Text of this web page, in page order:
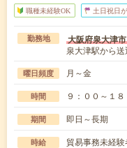
職種未経験OK 土日祝日
勤務地 大阪府泉大津市
泉大津駅から
曜日頻度 月～金
時間 ９：００～１
期間 即日～長期
時給 貿易事務未経